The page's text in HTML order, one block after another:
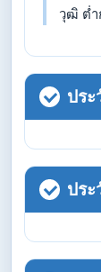
วุฒิ ต่ำ
ปร
ปร